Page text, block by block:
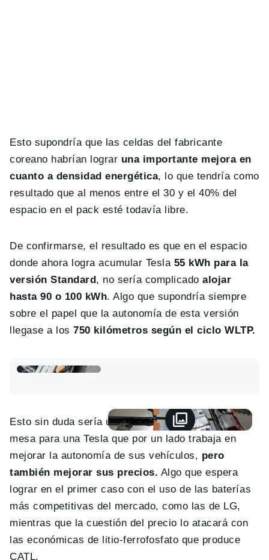
Esto supondría que las celdas del fabricante
coreano habrían lograr una importante mejora en
cuanto a densidad energética, lo que tendría como
resultado que al menos entre el 30 y el 40% del
espacio en el pack esté todavía libre.
De confirmarse, el resultado es que en el espacio
donde ahora logra acumular Tesla 55 kWh para la
versión Standard , no sería complicadoalojar
hasta 90 o 100 kWh. Algo que supondría siempre
sobre el papel que la autonomía de esta versión
llegase a los750 kilómetros según el ciclo WLTP.
Esto sin duda sería un importante golpe sobre la
mesa para una Tesla que por un lado trabaja en
mejorar la autonomía de sus vehículos, pero
también mejorar sus precios. Algo que espera
lograr en el primer caso con el uso de las baterías
más competitivas del mercado, como las de LG,
mientras que la cuestión del precio lo atacará con
las económicas de litio-ferrofosfato que produce
CATL.